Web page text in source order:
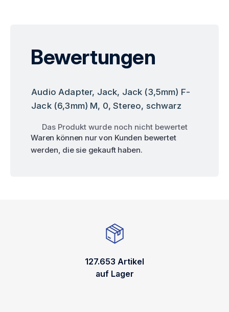
Bewertungen
Audio Adapter, Jack, Jack (3,5mm) F-
Jack (6,3mm) M, 0, Stereo, schwarz
Das Produkt wurde noch nicht bewertet
Waren können nur von Kunden bewertet
werden, die sie gekauft haben.
127.653 Artikel
auf Lager